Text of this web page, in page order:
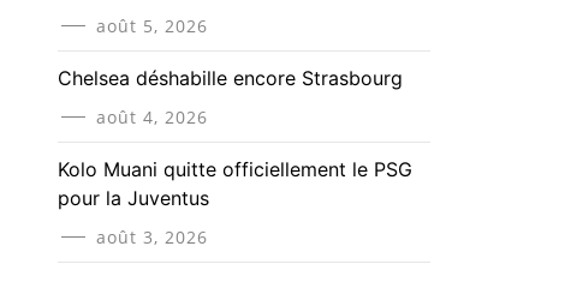
août 5, 2026
Chelsea déshabille encore Strasbourg
août 4, 2026
Kolo Muani quitte officiellement le PSG
pour la Juventus
août 3, 2026